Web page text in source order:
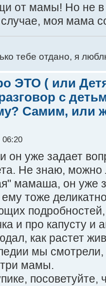
от мамы! Но не в
моя мама
тебе отдано, я
ЭТО ( или
с
Самим, или
06:20
он уже задает
Не знаю,
мамаша, он уже
тоже
подробностей,
и про капусту и
как растет
мы смотрели,
мамы.
посоветуйте,